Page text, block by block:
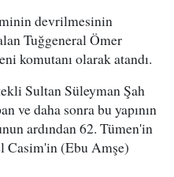
devrilmesinin
Tuğgeneral Ömer
komutanı olarak atandı.
Sultan Süleyman Şah
ve daha sonra bu yapının
ardından 62. Tümen'in
Casim'in (Ebu Amşe)